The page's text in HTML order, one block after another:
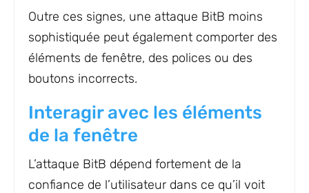
Outre ces signes, une attaque BitB moins
sophistiquée peut également comporter des
éléments de fenêtre, des polices ou des
boutons incorrects.
Interagir avec les éléments
de la fenêtre
L’attaque BitB dépend fortement de la
confiance de l’utilisateur dans ce qu’il voit